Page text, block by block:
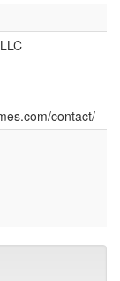
contact/